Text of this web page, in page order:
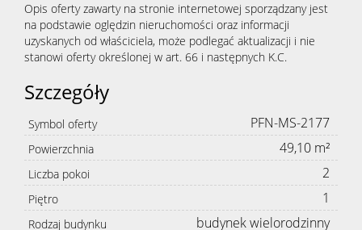
Opis oferty zawarty na stronie internetowej sporządzany jest
na podstawie oględzin nieruchomości oraz informacji
uzyskanych od właściciela, może podlegać aktualizacji i nie
stanowi oferty określonej w art. 66 i następnych K.C.
Szczegóły
Symbol oferty PFN-MS-2177
Powierzchnia 49,10 m²
Liczba pokoi 2
Piętro 1
Rodzaj budynku budynek wielorodzinny